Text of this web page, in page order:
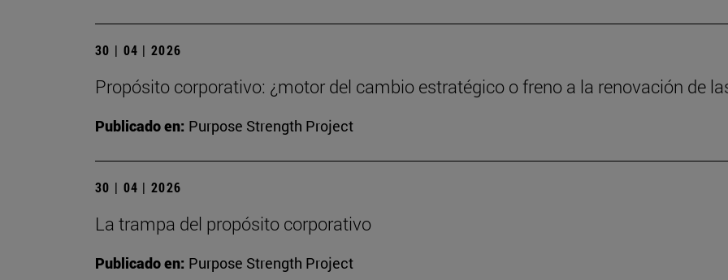
30 | 04 | 2026
Propósito corporativo: ¿motor del cambio estratégico o freno a la renovación de
Publicado en: Purpose Strength Project
30 | 04 | 2026
La trampa del propósito corporativo
Publicado en: Purpose Strength Project